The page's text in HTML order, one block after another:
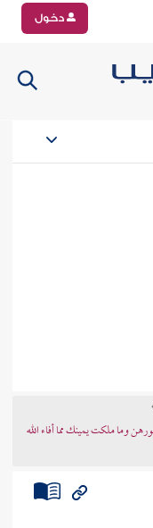
دخول
وما ملكت يمينك مما أفاء الله